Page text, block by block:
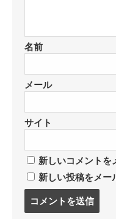
名前
メール
サイト
新しいコメントを
新しい投稿をメー